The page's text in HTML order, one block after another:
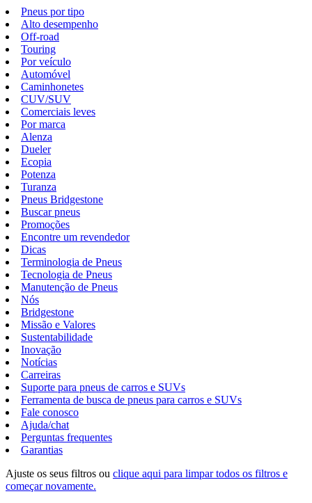
Pneus por tipo
Alto desempenho
Off-road
Touring
Por veículo
Automóvel
Caminhonetes
CUV/SUV
Comerciais leves
Por marca
Alenza
Dueler
Ecopia
Potenza
Turanza
Pneus Bridgestone
Buscar pneus
Promoções
Encontre um revendedor
Dicas
Terminologia de Pneus
Tecnologia de Pneus
Manutenção de Pneus
Nós
Bridgestone
Missão e Valores
Sustentabilidade
Inovação
Notícias
Carreiras
Suporte para pneus de carros e SUVs
Ferramenta de busca de pneus para carros e SUVs
Fale conosco
Ajuda/chat
Perguntas frequentes
Garantias
Ajuste os seus filtros ou clique aqui para limpar todos os filtros e
começar novamente.